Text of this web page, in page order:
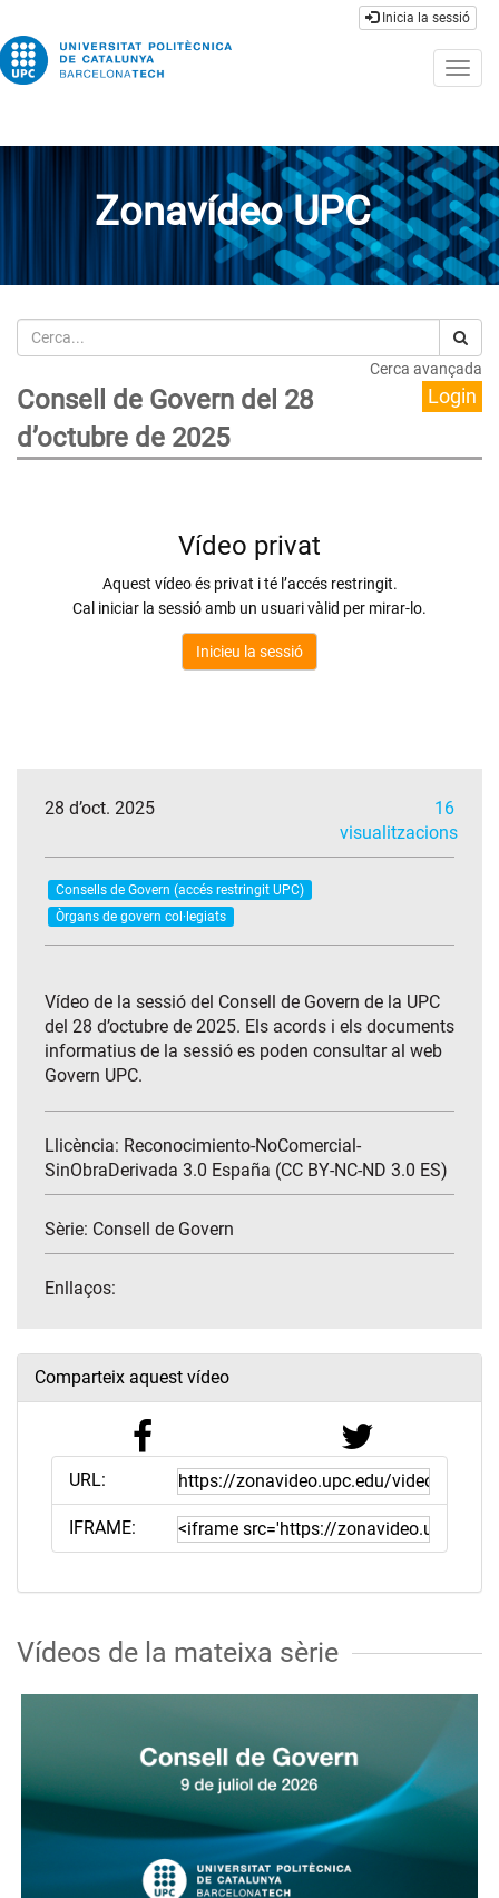
Inicia la sessió
Zonavídeo UPC
Cerca
Cerca avançada
Consell de Govern del 28
d’octubre de 2025
Login
28 d’oct. 2025
16
visualitzacions
Consells de Govern (accés restringit UPC)
Òrgans de govern col·legiats
Vídeo de la sessió del Consell de Govern de la UPC
del 28 d’octubre de 2025. Els acords i els documents
informatius de la sessió es poden consultar al web
Govern UPC.
Llicència: Reconocimiento-NoComercial-
SinObraDerivada 3.0 España (CC BY-NC-ND 3.0 ES)
Sèrie: Consell de Govern
Enllaços:
Comparteix aquest vídeo
URL:
IFRAME:
Vídeos de la mateixa sèrie